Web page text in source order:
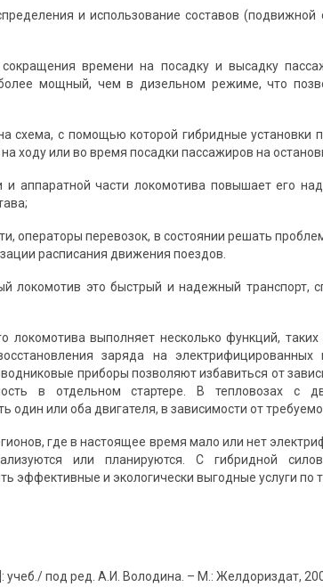
и использование составов (подвижной
времени на посадку и высадку
мощный, чем в дизельном режиме, что
схема, с помощью которой гибридные установки
ходу или во время посадки пассажиров на
аппаратной части локомотива повышает его
операторы перевозок, в состоянии решать
расписания движения поездов.
локомотив это быстрый и надежный транспорт,
локомотива выполняет несколько функций,
заряда на электрифицированных
приборы позволяют избавиться от
в отдельном стартере. В тепловозах с
один или оба двигателя, в зависимости от
где в настоящее время мало или нет
или планируются. С гибридной
и экологически выгодные услуги по
учеб./ под ред. А.И. Володина. – М.: Желдориздат,